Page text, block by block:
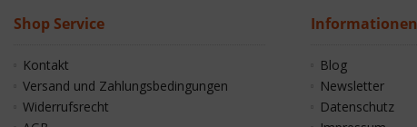
Shop Service
Kontakt
Versand und Zahlungsbedingungen
Widerrufsrecht
Informationen
Blog
Newsletter
Datenschutz